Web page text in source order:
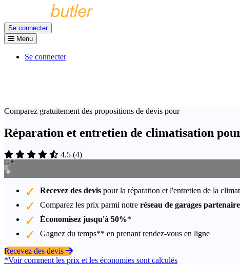
Se connecter
Menu
Se connecter
Comparez gratuitement des propositions de devis pour
Réparation et entretien de climatisation
4.5 (4)
Recevez des devis pour la réparation et l'entretien de la
Comparez les prix parmi notre réseau de garages
Économisez jusqu'à 50%*
Gagnez du temps** en prenant rendez-vous en ligne
Recevez des devis
*Voir comment les prix et les économies sont calculés